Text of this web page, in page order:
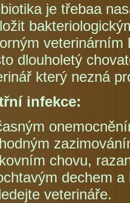
je třebaa
veterinárním
dlouholetý
který nezná
infekce:
chovu,
dechem
veterináře.